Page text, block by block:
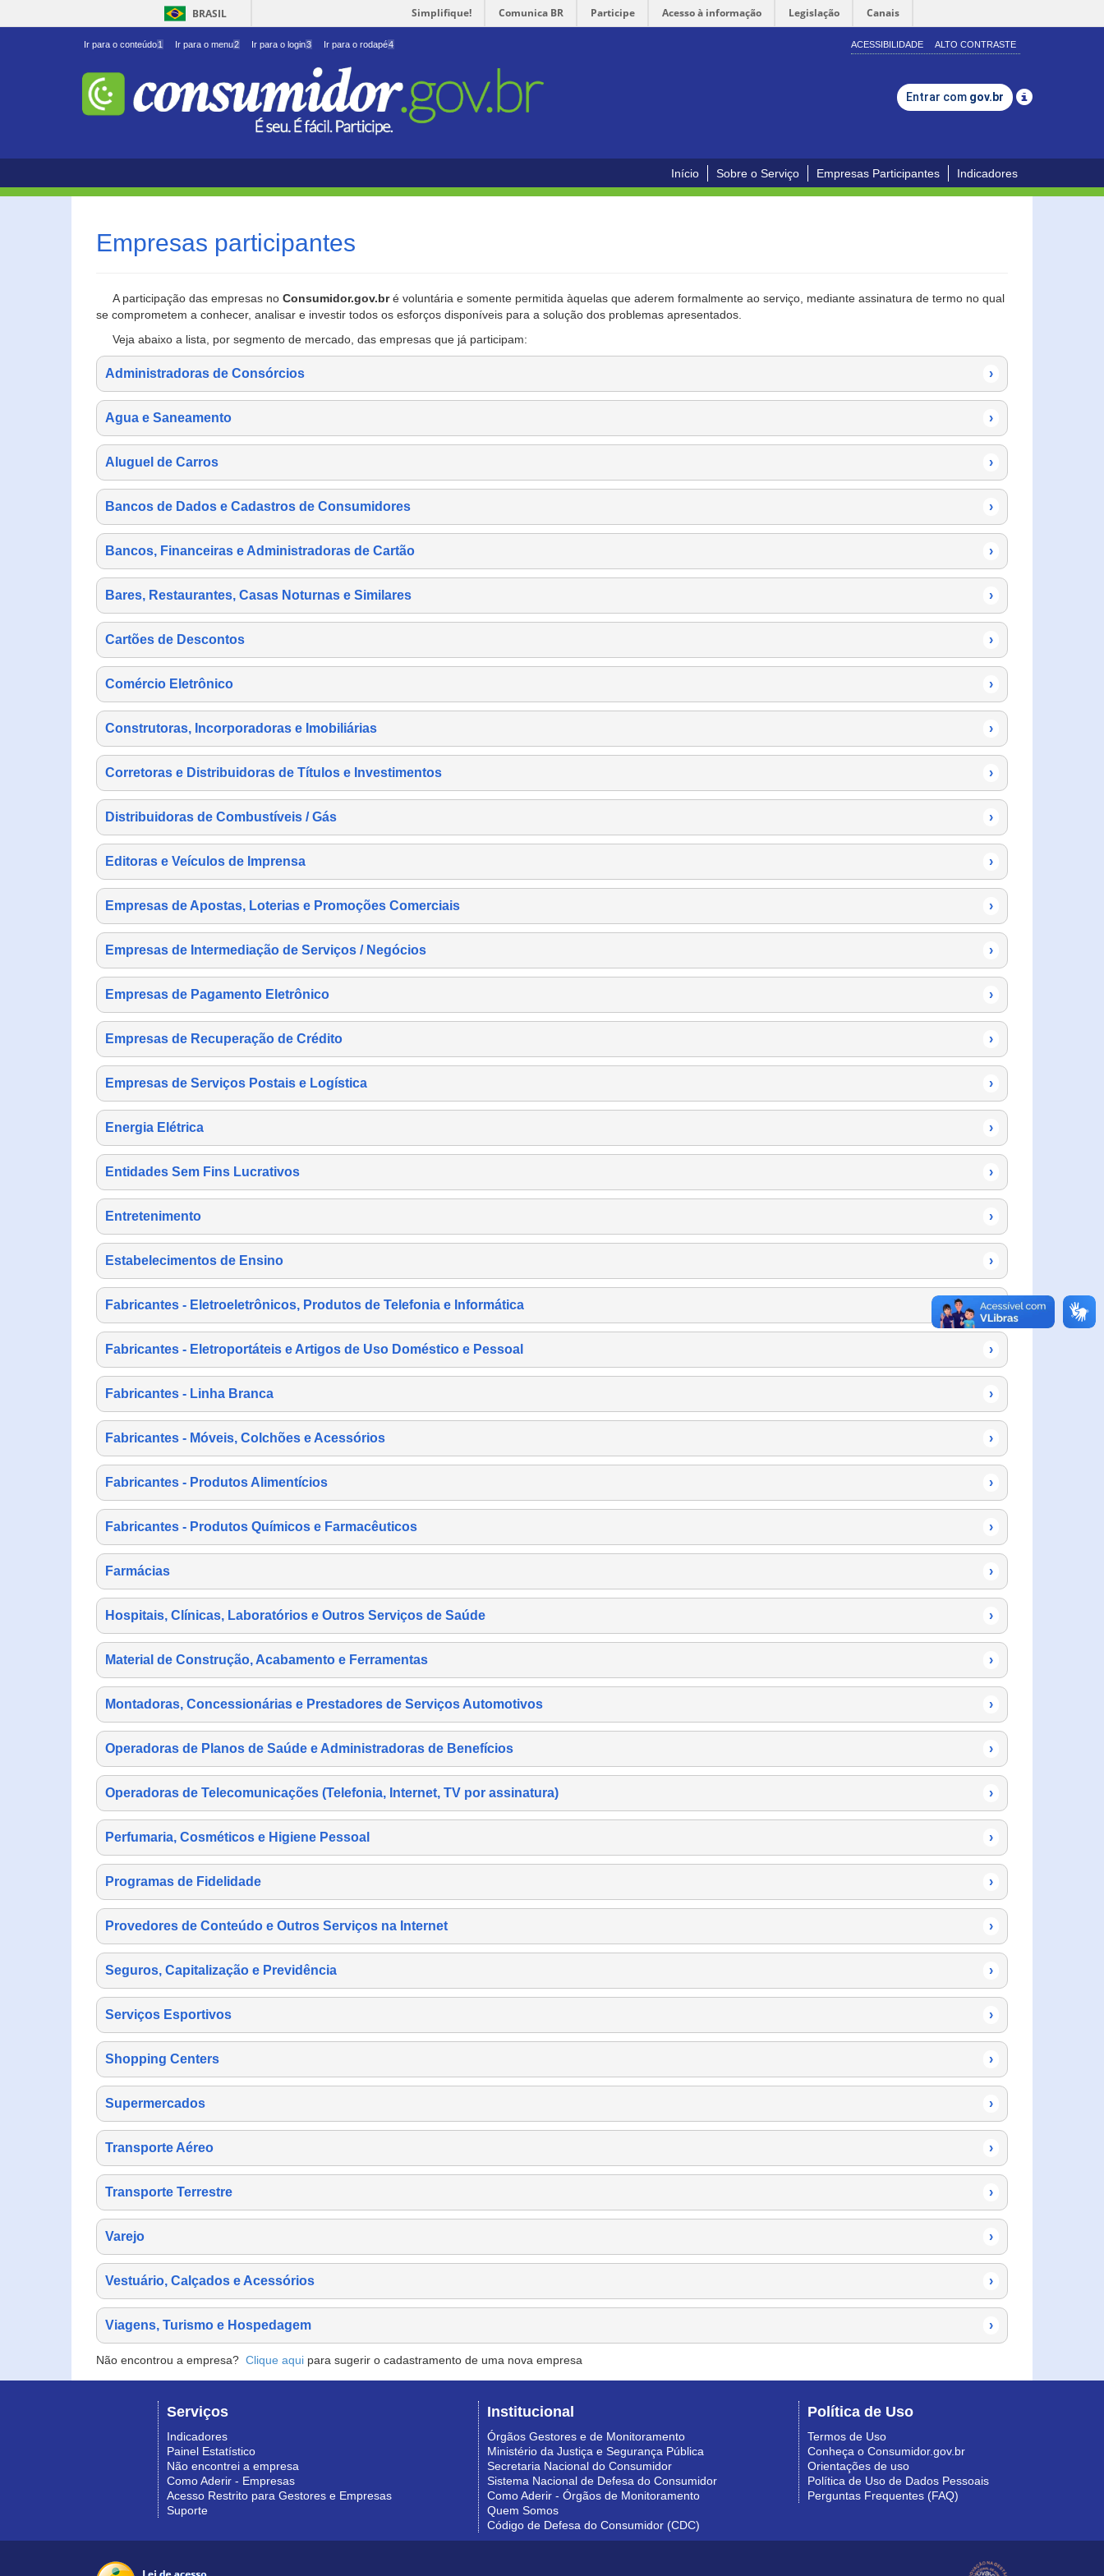
BRASIL Simplifique! Comunica BR Participe Acesso à informação Legislação Canais
Ir para o conteúdo1 Ir para o menu2 Ir para o login3 Ir para o rodapé4 ACESSIBILIDADE ALTO CONTRASTE
Entrar com gov.br
Início Sobre o Serviço Empresas Participantes Indicadores
Empresas participantes
A participação das empresas no Consumidor.gov.bré voluntária e somente permitida àquelas que aderem formalmente ao serviço, mediante assinatura de termo no qual
se comprometem a conhecer, analisar e investir todos os esforços disponíveis para a solução dos problemas apresentados.
Veja abaixo a lista, por segmento de mercado, das empresas que já participam:
Administradoras de Consórcios ›
Agua e Saneamento ›
Aluguel de Carros ›
Bancos de Dados e Cadastros de Consumidores ›
Bancos, Financeiras e Administradoras de Cartão ›
Bares, Restaurantes, Casas Noturnas e Similares ›
Cartões de Descontos ›
Comércio Eletrônico ›
Construtoras, Incorporadoras e Imobiliárias ›
Corretoras e Distribuidoras de Títulos e Investimentos ›
Distribuidoras de Combustíveis / Gás ›
Editoras e Veículos de Imprensa ›
Empresas de Apostas, Loterias e Promoções Comerciais ›
Empresas de Intermediação de Serviços / Negócios ›
Empresas de Pagamento Eletrônico ›
Empresas de Recuperação de Crédito ›
Empresas de Serviços Postais e Logística ›
Energia Elétrica ›
Entidades Sem Fins Lucrativos ›
Entretenimento ›
Estabelecimentos de Ensino ›
Fabricantes - Eletroeletrônicos, Produtos de Telefonia e Informática ›
Fabricantes - Eletroportáteis e Artigos de Uso Doméstico e Pessoal ›
Fabricantes - Linha Branca ›
Fabricantes - Móveis, Colchões e Acessórios ›
Fabricantes - Produtos Alimentícios ›
Fabricantes - Produtos Químicos e Farmacêuticos ›
Farmácias ›
Hospitais, Clínicas, Laboratórios e Outros Serviços de Saúde ›
Material de Construção, Acabamento e Ferramentas ›
Montadoras, Concessionárias e Prestadores de Serviços Automotivos ›
Operadoras de Planos de Saúde e Administradoras de Benefícios ›
Operadoras de Telecomunicações (Telefonia, Internet, TV por assinatura) ›
Perfumaria, Cosméticos e Higiene Pessoal ›
Programas de Fidelidade ›
Provedores de Conteúdo e Outros Serviços na Internet ›
Seguros, Capitalização e Previdência ›
Serviços Esportivos ›
Shopping Centers ›
Supermercados ›
Transporte Aéreo ›
Transporte Terrestre ›
Varejo ›
Vestuário, Calçados e Acessórios ›
Viagens, Turismo e Hospedagem ›
Não encontrou a empresa? Clique aqui para sugerir o cadastramento de uma nova empresa
Serviços
Indicadores
Painel Estatístico
Não encontrei a empresa
Como Aderir - Empresas
Acesso Restrito para Gestores e Empresas
Suporte
Institucional
Órgãos Gestores e de Monitoramento
Ministério da Justiça e Segurança Pública
Secretaria Nacional do Consumidor
Sistema Nacional de Defesa do Consumidor
Como Aderir - Órgãos de Monitoramento
Quem Somos
Código de Defesa do Consumidor (CDC)
Política de Uso
Termos de Uso
Conheça o Consumidor.gov.br
Orientações de uso
Política de Uso de Dados Pessoais
Perguntas Frequentes (FAQ)